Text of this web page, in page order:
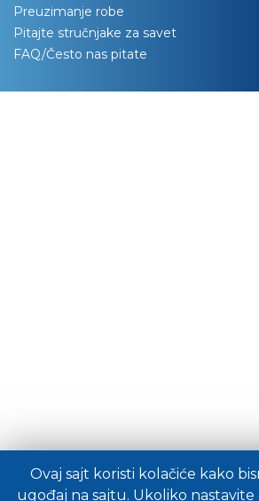
Ovaj sajt koristi kolačiće kako
ugođaj na sajtu. Ukoliko nastavite
Preuzimanje robe
Pitajte stručnjake za savet
FAQ/Često nas pitate